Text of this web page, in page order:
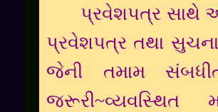
પ્રવેશપત્ર સાથે
પ્રવેશપત્ર તથા
જેની તમામ
જરૂરી~વ્યવસ્થિત